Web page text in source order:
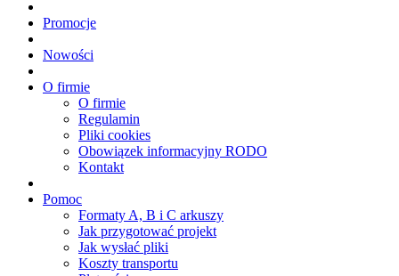
Promocje
Nowości
O firmie
O firmie
Regulamin
Pliki cookies
Obowiązek informacyjny RODO
Kontakt
Pomoc
Formaty A, B i C arkuszy
Jak przygotować projekt
Jak wysłać pliki
Koszty transportu